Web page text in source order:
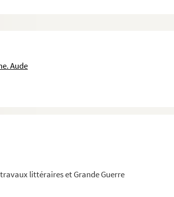
Aude
littéraires et Grande Guerre